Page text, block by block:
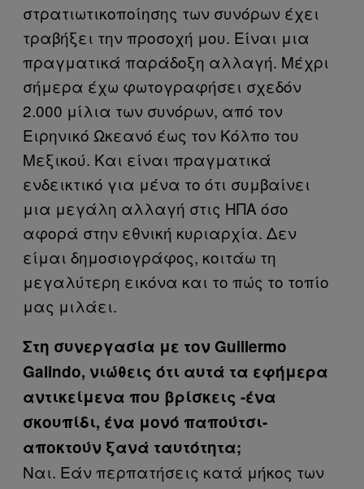
στρατιωτικοποίησης των συνόρων έχει
τραβήξει την προσοχή μου. Είναι μια
πραγματικά παράδοξη αλλαγή. Μέχρι
σήμερα έχω φωτογραφήσει σχεδόν
2.000 μίλια των συνόρων, από τον
Ειρηνικό Ωκεανό έως τον Κόλπο του
Μεξικού. Και είναι πραγματικά
ενδεικτικό για μένα το ότι συμβαίνει
μια μεγάλη αλλαγή στις ΗΠΑ όσο
αφορά στην εθνική κυριαρχία. Δεν
είμαι δημοσιογράφος, κοιτάω τη
μεγαλύτερη εικόνα και το πώς το τοπίο
μας μιλάει.
Στη συνεργασία με τον Guillermo
Galindo, νιώθεις ότι αυτά τα εφήμερα
αντικείμενα που βρίσκεις -ένα
σκουπίδι, ένα μονό παπούτσι-
αποκτούν ξανά ταυτότητα;
​Ναι. Εάν περπατήσεις κατά μήκος των